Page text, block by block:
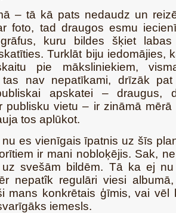
– tā kā pats nedaudz un
foto, tad draugos esmu
kuru bildes šķiet
Turklāt biju iedomājies,
pie māksliniekiem,
nav nepatīkami, drīzāk
apskatei – draugus,
publisku vietu – ir zināmā mērā
tos aplūkot.
es vienīgais īpatnis uz šīs
ir mani nobloķējis. Sak,
uz svešām bildēm. Tā ka ej
nepatîk regulāri viesi
mans konkrētais ģīmis, vai vēl
iemesls.